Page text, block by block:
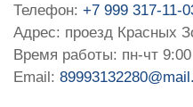
Телефон: +7 999 317-11-
Адрес: проезд Красных
Время работы: пн-чт
Email: